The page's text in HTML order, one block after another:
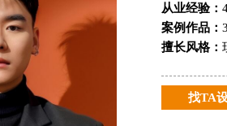
从业经验：
案例作品：
擅长风格：
找TA